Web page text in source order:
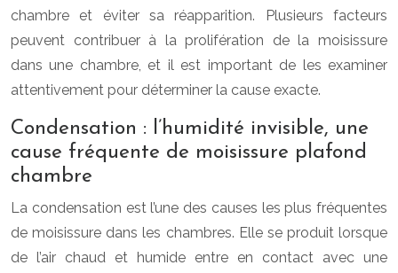
chambre et éviter sa réapparition. Plusieurs facteurs
peuvent contribuer à la prolifération de la moisissure
dans une chambre, et il est important de les examiner
attentivement pour déterminer la cause exacte.
Condensation : l’humidité invisible, une
cause fréquente de moisissure plafond
chambre
La condensation est l’une des causes les plus fréquentes
de moisissure dans les chambres. Elle se produit lorsque
de l’air chaud et humide entre en contact avec une